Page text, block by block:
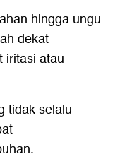
hingga ungu
dekat
iritasi atau
tidak selalu